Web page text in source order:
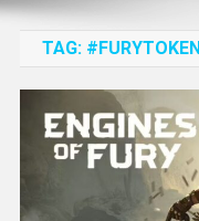
TAG: #FURYTOKEN